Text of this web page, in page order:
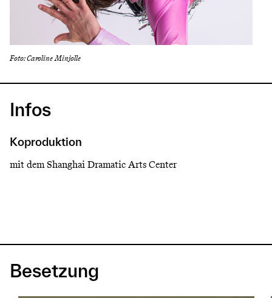
Foto: Caroline Minjolle
Infos
Koproduktion
mit dem Shanghai Dramatic Arts Center
Besetzung